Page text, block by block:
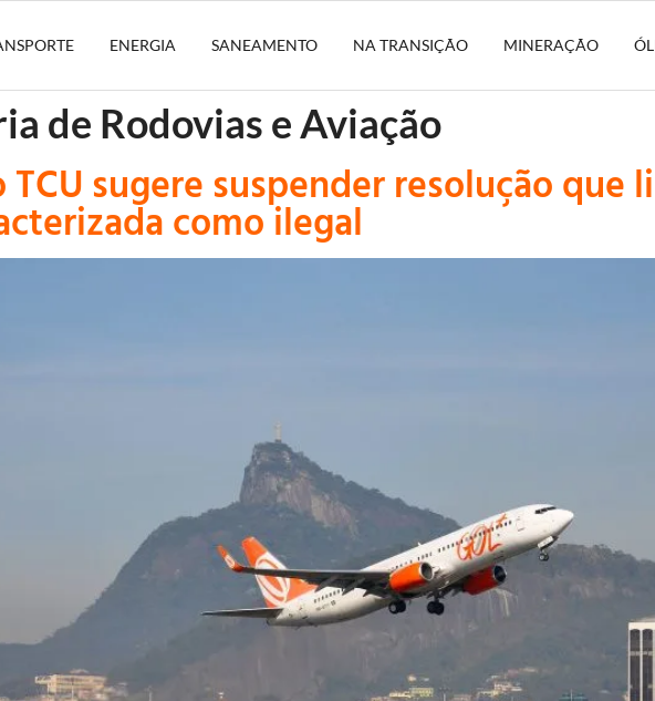
ENERGIA SANEAMENTO NA TRANSIÇÃO MINERAÇÃO
de Rodovias e Aviação
TCU sugere suspender resolução que
como ilegal